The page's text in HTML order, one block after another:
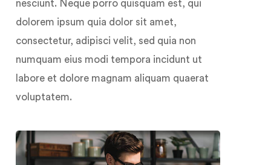
nesciunt. Neque porro quisquam est, qui
dolorem ipsum quia dolor sit amet,
consectetur, adipisci velit, sed quia non
numquam eius modi tempora incidunt ut
labore et dolore magnam aliquam quaerat
voluptatem.